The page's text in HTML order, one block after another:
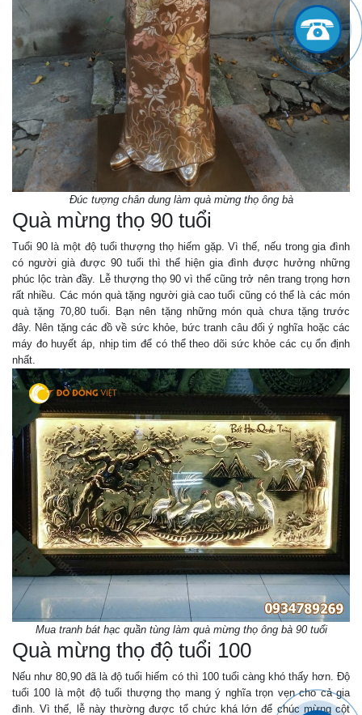
Đúc tượng chân dung làm quà mừng thọ ông bà
Quà mừng thọ 90 tuổi
Tuổi 90 là một độ tuổi thượng thọ hiếm gặp. Vì thế, nếu trong gia đình
có người già được 90 tuổi thì thể hiện gia đình được hưởng những
phúc lộc tràn đầy. Lễ thượng thọ 90 vì thế cũng trở nên trang trọng hơn
rất nhiều. Các món quà tặng người già cao tuổi cũng có thể là các món
quà tặng 70,80 tuổi. Bạn nên tặng những món quà chưa tặng trước
đây. Nên tặng các đồ về sức khỏe, bức tranh câu đối ý nghĩa hoặc các
máy đo huyết áp, nhịp tim để có thể theo dõi sức khỏe các cụ ổn định
nhất.
Mua tranh bát hạc quần tùng làm quà mừng thọ ông bà 90 tuổi
Quà mừng thọ độ tuổi 100
Nếu như 80,90 đã là độ tuổi hiếm có thì 100 tuổi càng khó thấy hơn. Độ
tuổi 100 là một độ tuổi thượng thọ mang ý nghĩa trọn vẹn cho cả gia
đình. Vì thế, lễ này thường được tổ chức khá lớn để chúc mừng cột